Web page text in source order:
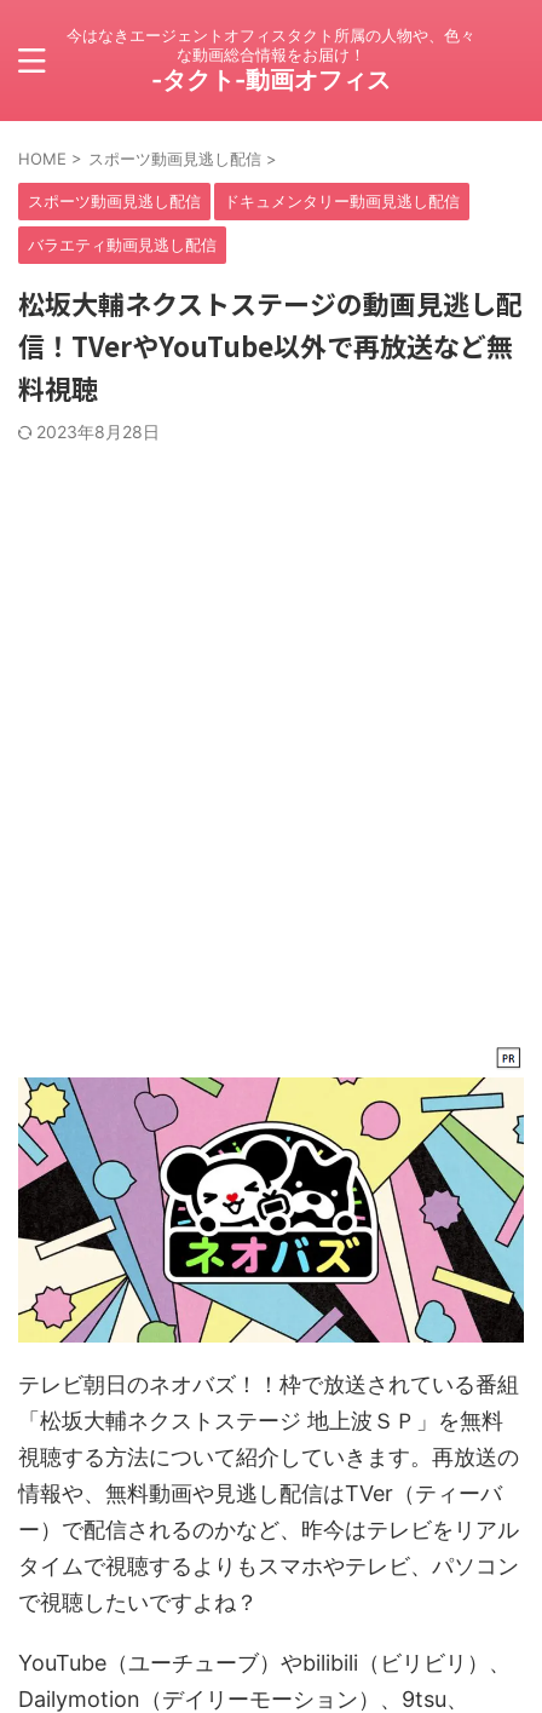
今はなきエージェントオフィスタクト所属の人物や、色々
な動画総合情報をお届け！
-タクト-動画オフィス
HOME > スポーツ動画見逃し配信 >
スポーツ動画見逃し配信 ドキュメンタリー動画見逃し配信
バラエティ動画見逃し配信
松坂大輔ネクストステージの動画見逃し配
信！TVerやYouTube以外で再放送など無
料視聴
2023年8月28日
テレビ朝日のネオバズ！！枠で放送されている番組
「松坂大輔ネクストステージ 地上波ＳＰ」を無料
視聴する方法について紹介していきます。再放送の
情報や、無料動画や見逃し配信はTVer（ティーバ
ー）で配信されるのかなど、昨今はテレビをリアル
タイムで視聴するよりもスマホやテレビ、パソコン
で視聴したいですよね？
YouTube（ユーチューブ）やbilibili（ビリビリ）、
Dailymotion（デイリーモーション）、9tsu、